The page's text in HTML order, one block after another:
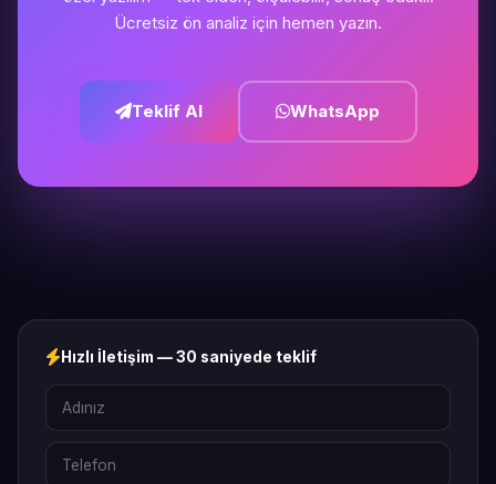
Ücretsiz ön analiz için hemen yazın.
Teklif Al WhatsApp
Hızlı İletişim — 30 saniyede teklif